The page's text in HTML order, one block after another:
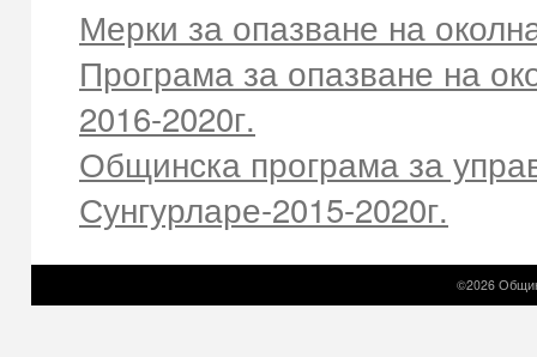
Мерки за опазване на
Програма за опазване на
2016-2020г.
Общинска програма за
Сунгурларе-2015-2020г.
©2026